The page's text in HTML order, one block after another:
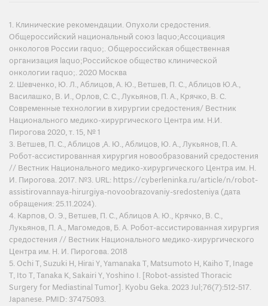
1. Клинические рекомендации. Опухоли средостения.
Общероссийский национальный союз laquo;Ассоциация
онкологов России raquo;. Общероссийская общественная
организация laquo;Российское общество клинической
онкологии raquo;. 2020 Москва
2. Шевченко, Ю. Л., Аблицов, А. Ю., Ветшев, П. С., Аблицов Ю.А.,
Василашко, В. И., Орлов, С. С., Лукьянов, П. А., Крячко, В. С.
Современные технологии в хирургии средостения/ Вестник
Национального медико-хирургического Центра им. Н.И.
Пирогова 2020, т. 15, № 1
3. Ветшев, П. С., Аблицов ,А. Ю., Аблицов, Ю. А., Лукьянов, П. А.
Робот-ассистированная хирургия новообразований средостения
// Вестник Национального медико-хирургического Центра им. Н.
И. Пирогова. 2017. №3. URL: https://cyberleninka.ru/article/n/robot-
assistirovannaya-hirurgiya-novoobrazovaniy-sredosteniya (дата
обращения: 25.11.2024).
4. Карпов, О. Э., Ветшев, П. С., Аблицов А. Ю., Крячко, В. С.,
Лукьянов, П. А., Магомедов, Б. А. Робот-ассистированная хирургия
средостения // Вестник Национального медико-хирургического
Центра им. Н. И. Пирогова. 2018
5. Ochi T, Suzuki H, Hirai Y, Yamanaka T, Matsumoto H, Kaiho T, Inage
T, Ito T, Tanaka K, Sakairi Y, Yoshino I. [Robot-assisted Thoracic
Surgery for Mediastinal Tumor]. Kyobu Geka. 2023 Jul;76(7):512-517.
Japanese. PMID: 37475093.